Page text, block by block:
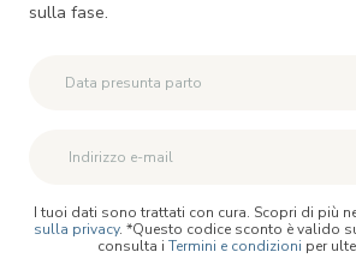
sulla fase.
I tuoi dati sono trattati con cura. Scopri di più
sulla privacy. *Questo codice sconto è valido
consulta i Termini e condizioni per